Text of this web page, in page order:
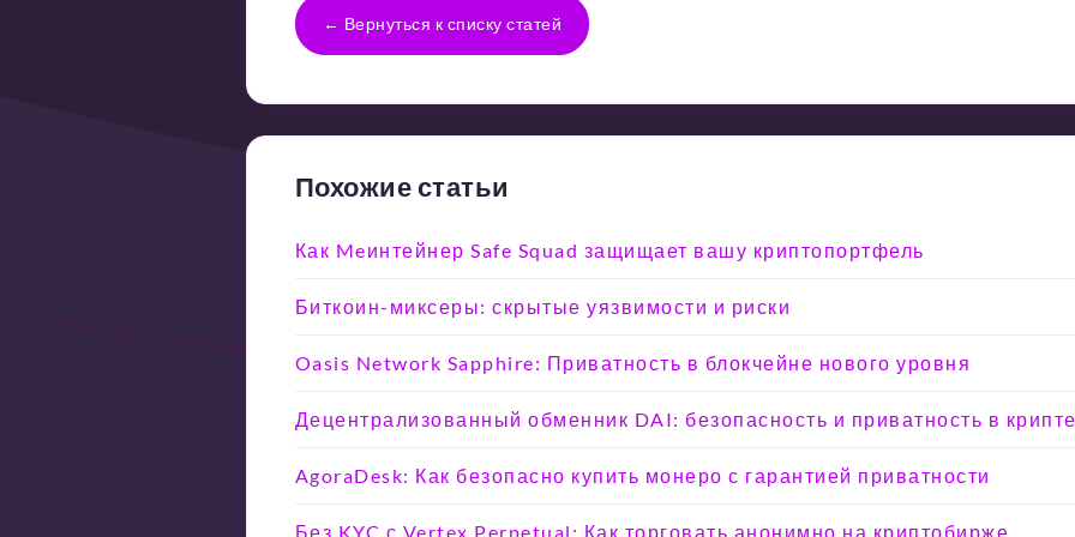
← Вернуться к списку статей
Похожие статьи
Как Meинтейнер Safe Squad защищает вашу криптопортфель
Биткоин-миксеры: скрытые уязвимости и риски
Oasis Network Sapphire: Приватность в блокчейне нового уровня
Децентрализованный обменник DAI: безопасность и приватность в
AgoraDesk: Как безопасно купить монеро с гарантией приватности
Без KYC с Vertex Perpetual: Как торговать анонимно на криптобирже